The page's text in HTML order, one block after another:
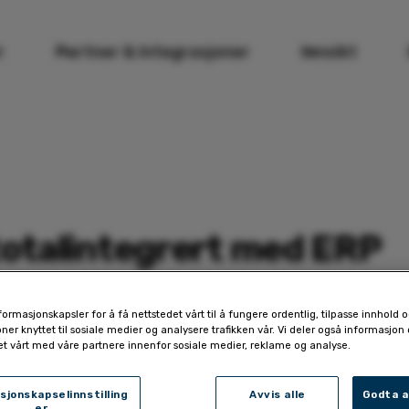
Partner & Integrasjoner Innsikt
med ERP
med Visma ERP systemer. Støtte for oppdateringer i
vil jobbe med omnichannel retailing.
for å få nettstedet vårt til å fungere ordentlig, tilpasse innhold
knyttet til sosiale medier og analysere trafikken vår. Vi deler også informasjon
vårt med våre partnere innenfor sosiale medier, reklame og analyse.
Avvis alle Godta